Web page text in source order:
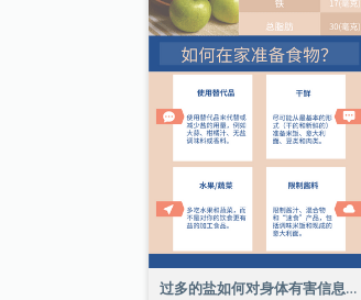
过多的盐如何对身体有害信息图表